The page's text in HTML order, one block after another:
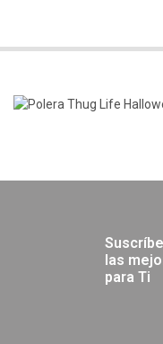
las
para Ti